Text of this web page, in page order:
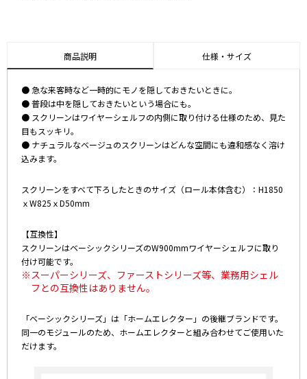
商品説明 仕様・サイズ
● 急な来客時など一時的にモノを隠しておきたいときに。
● 普段は中を隠しておきたいという場合にも。
● スクリーンはワイヤーシェルフの内側に取り付ける仕様のため、見た
目もスッキリ。
● ナチュラルなベージュのスクリーンはどんな空間にも違和感なく溶け
込みます。
スクリーンをすべて下ろしたときのサイズ（ロール本体含む）：H1850
ｘW825ｘD50mm
【互換性】
スクリーンはベーシックシリーズのW900mmワイヤーシェルフに取り
付け可能です。
※スーパーシリーズ、ファーストシリーズ等、業務用シェル
フとの互換性はありません。
「ベーシックシリーズ」は「ホームエレクター」の後継ブランドです。
同一のモジュールのため、ホームエレクターと組み合わせてご使用いた
だけます。